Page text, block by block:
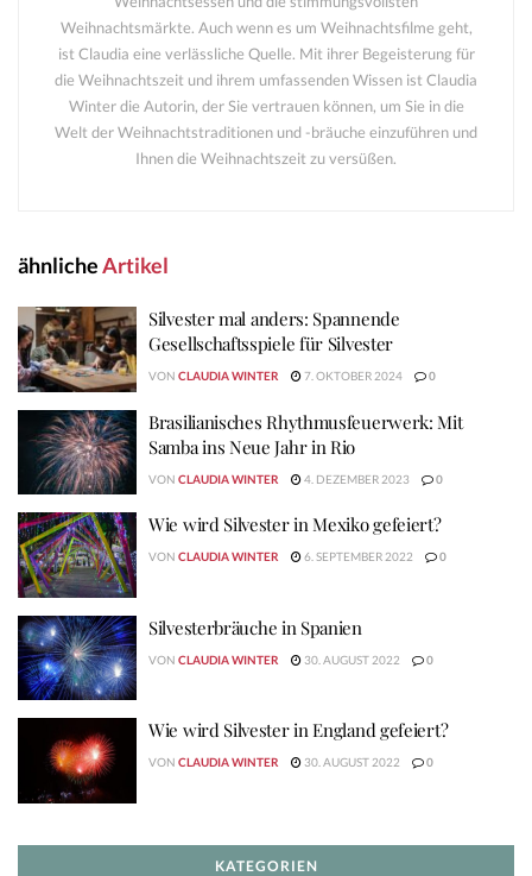
Weihnachtsmärkte. Auch wenn es um Weihnachtsfilme geht,
ist Claudia eine verlässliche Quelle. Mit ihrer Begeisterung für
die Weihnachtszeit und ihrem umfassenden Wissen ist Claudia
Winter die Autorin, der Sie vertrauen können, um Sie in die
Welt der Weihnachtstraditionen und -bräuche einzuführen und
Ihnen die Weihnachtszeit zu versüßen.
ähnlicheArtikel
Silvester mal anders: Spannende
Gesellschaftsspiele für Silvester
VON CLAUDIA WINTER 7. OKTOBER 2024 0
Brasilianisches Rhythmusfeuerwerk: Mit
Samba ins Neue Jahr in Rio
VON CLAUDIA WINTER 4. DEZEMBER 2023 0
Wie wird Silvester in Mexiko gefeiert?
VON CLAUDIA WINTER 6. SEPTEMBER 2022 0
Silvesterbräuche in Spanien
VON CLAUDIA WINTER 30. AUGUST 2022 0
Wie wird Silvester in England gefeiert?
VON CLAUDIA WINTER 30. AUGUST 2022 0
KATEGORIEN